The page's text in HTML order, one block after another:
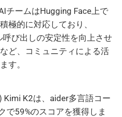
チームはHugging Face上で
極的に対応しており、
び出しの安定性を向上させ
ど、コミュニティによる活
す。
Kimi K2は、aider多言語コー
で59%のスコアを獲得しま